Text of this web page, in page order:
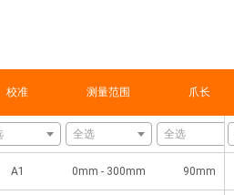
校准 测量范围 爪长
全选 全选
A1 0mm - 300mm 90mm